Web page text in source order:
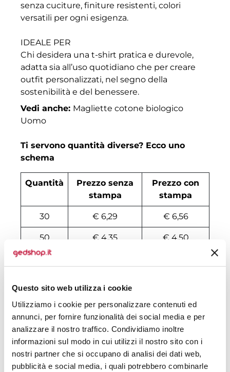
Questo sito web utilizza i cookie
Utilizziamo i cookie per personalizzare contenuti ed
annunci, per fornire funzionalità dei social media e per
analizzare il nostro traffico. Condividiamo inoltre
informazioni sul modo in cui utilizzi il nostro sito con i
nostri partner che si occupano di analisi dei dati web,
pubblicità e social media, i quali potrebbero combinarle
senza cuciture, finiture resistenti, colori
versatili per ogni esigenza.
IDEALE PER
Chi desidera una t-shirt pratica e durevole,
adatta sia all’uso quotidiano che per creare
outfit personalizzati, nel segno della
sostenibilità e del benessere.
Vedi anche: Magliette cotone biologico
Uomo
Ti servono quantità diverse? Ecco uno
schema
Quantità
Prezzo senza
stampa
Prezzo con
stampa
30 € 6,29 € 6,56
50 € 4,35 € 4,50
100
500 € 3,12 € 3,30
1000 € 2,80 € 3,06
1500 € 2,67 € 3,01
2000 € 2,67 € 2,96